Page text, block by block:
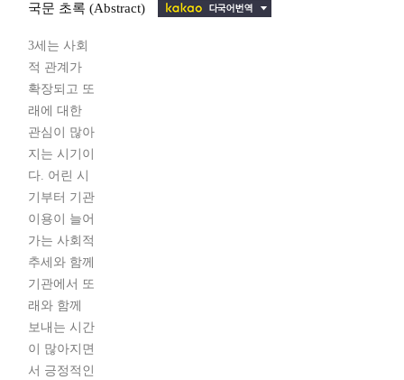
국문 초록 (Abstract)
3세는 사회
적 관계가
확장되고 또
래에 대한
관심이 많아
지는 시기이
다. 어린 시
기부터 기관
이용이 늘어
가는 사회적
추세와 함께
기관에서 또
래와 함께
보내는 시간
이 많아지면
서 긍정적인